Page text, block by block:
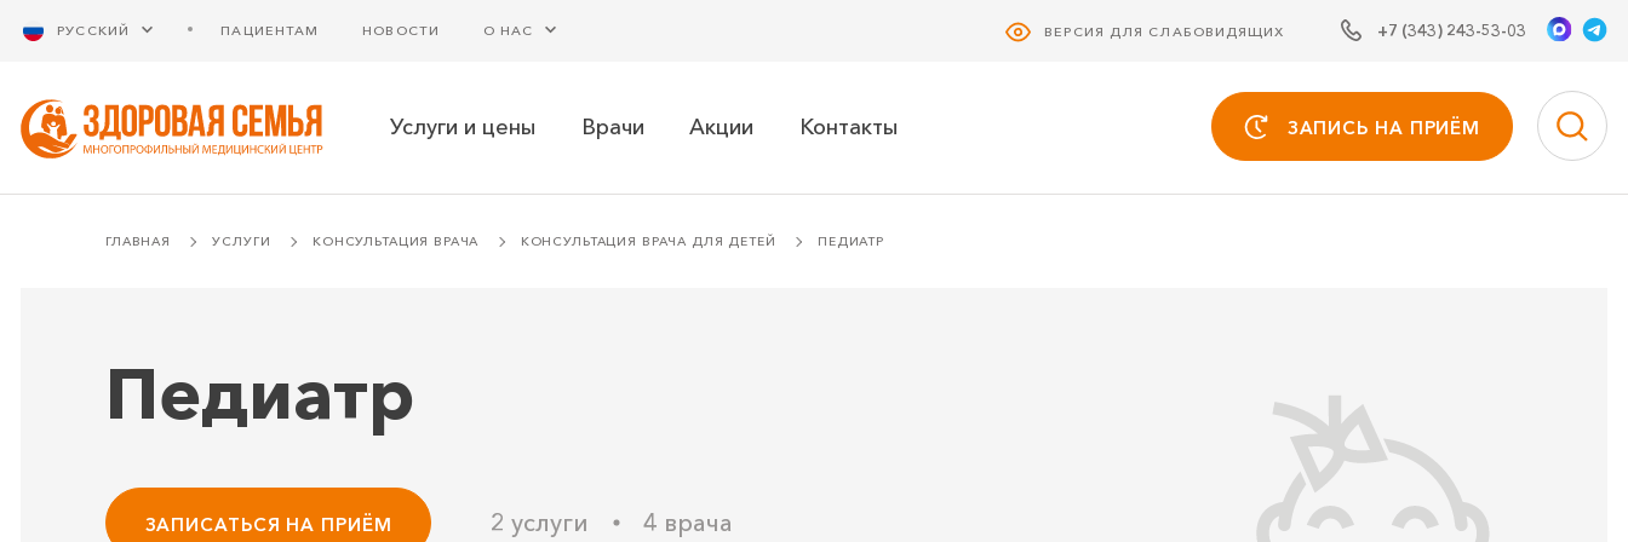
РУССКИЙ ПАЦИЕНТАМ НОВОСТИ О НАС ВЕРСИЯ ДЛЯ СЛАБОВИДЯЩИХ +7 (343) 243-53-03
Услуги и цены Врачи Акции Контакты ЗАПИСЬ НА ПРИЁМ
ГЛАВНАЯ УСЛУГИ КОНСУЛЬТАЦИЯ ВРАЧА КОНСУЛЬТАЦИЯ ВРАЧА ДЛЯ ДЕТЕЙ ПЕДИАТР
Педиатр
ЗАПИСАТЬСЯ НА ПРИЁМ 2 услуги 4 врача